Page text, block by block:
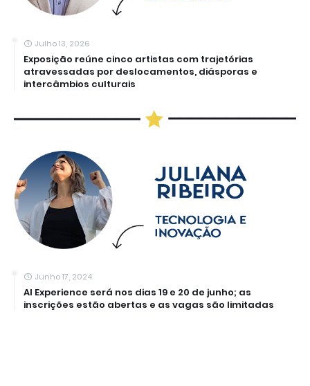
Julho 13, 2026
Exposição reúne cinco artistas com trajetórias
atravessadas por deslocamentos, diásporas e
intercâmbios culturais
Junho 17, 2024
AI Experience será nos dias 19 e 20 de junho; as
inscrições estão abertas e as vagas são limitadas